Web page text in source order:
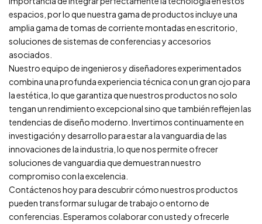
espacios, por lo que nuestra gama de productos incluye una
amplia gama de tomas de corriente montadas en escritorio,
soluciones de sistemas de conferencias y accesorios
asociados.
Nuestro equipo de ingenieros y diseñadores experimentados
combina una profunda experiencia técnica con un gran ojo para
la estética, lo que garantiza que nuestros productos no solo
tengan un rendimiento excepcional sino que también reflejen las
tendencias de diseño moderno. Invertimos continuamente en
investigación y desarrollo para estar a la vanguardia de las
innovaciones de la industria, lo que nos permite ofrecer
soluciones de vanguardia que demuestran nuestro
compromiso con la excelencia.
Contáctenos hoy para descubrir cómo nuestros productos
pueden transformar su lugar de trabajo o entorno de
conferencias. Esperamos colaborar con usted y ofrecerle